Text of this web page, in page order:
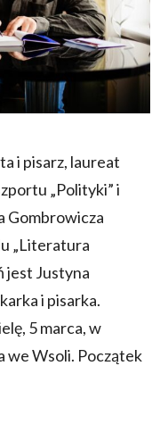
i pisarz, laureat
„Polityki” i
Gombrowicza
„Literatura
jest Justyna
i pisarka.
5 marca, w
we Wsoli. Początek